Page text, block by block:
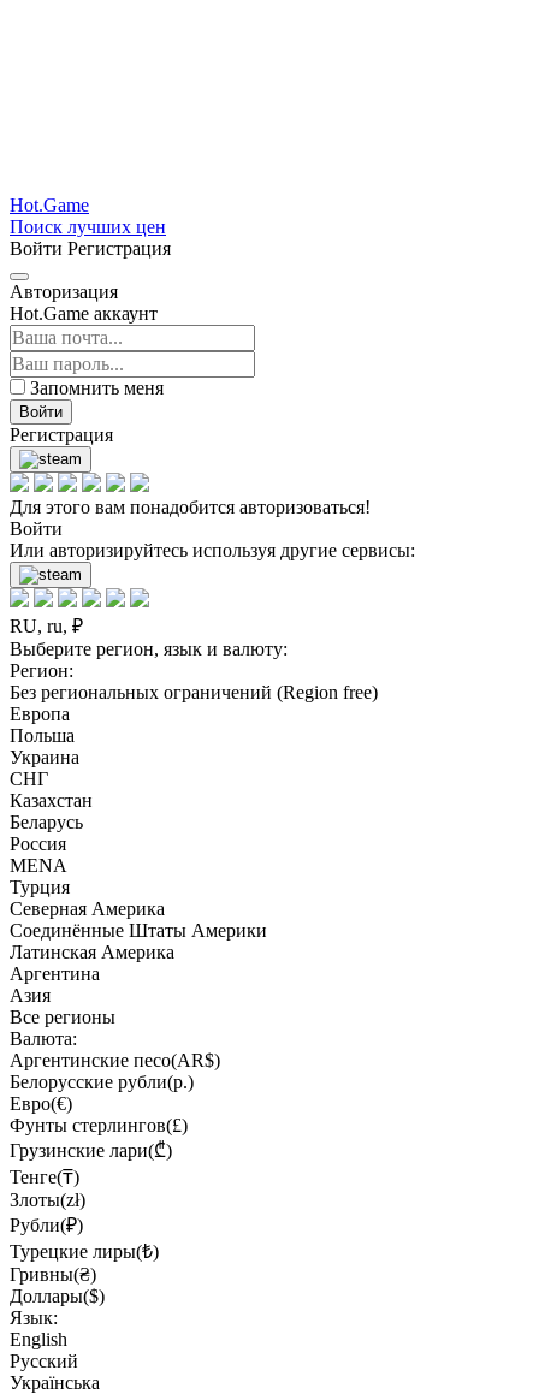
Hot.Game
Поиск лучших цен
Войти Регистрация
Авторизация
Hot.Game аккаунт
Запомнить меня
Войти
Регистрация
Для этого вам понадобится авторизоваться!
Войти
Или авторизируйтесь используя другие сервисы:
RU, ru, ₽
Выберите регион, язык и валюту:
Регион:
Без региональных ограничений (Region free)
Европа
Польша
Украина
СНГ
Казахстан
Беларусь
Россия
MENA
Турция
Северная Америка
Соединённые Штаты Америки
Латинская Америка
Аргентина
Азия
Все регионы
Валюта:
Аргентинские песо(AR$)
Белорусские рубли(р.)
Евро(€)
Фунты стерлингов(£)
Грузинские лари(₾)
Тенге(₸)
Злоты(zł)
Рубли(₽)
Турецкие лиры(₺)
Гривны(₴)
Доллары($)
Язык:
English
Русский
Українська